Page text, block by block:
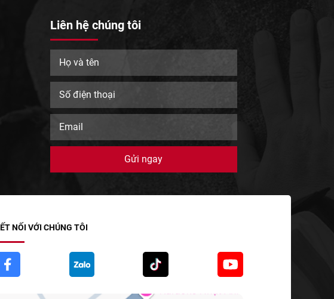
Liên hệ chúng tôi
NỐI VỚI CHÚNG TÔI